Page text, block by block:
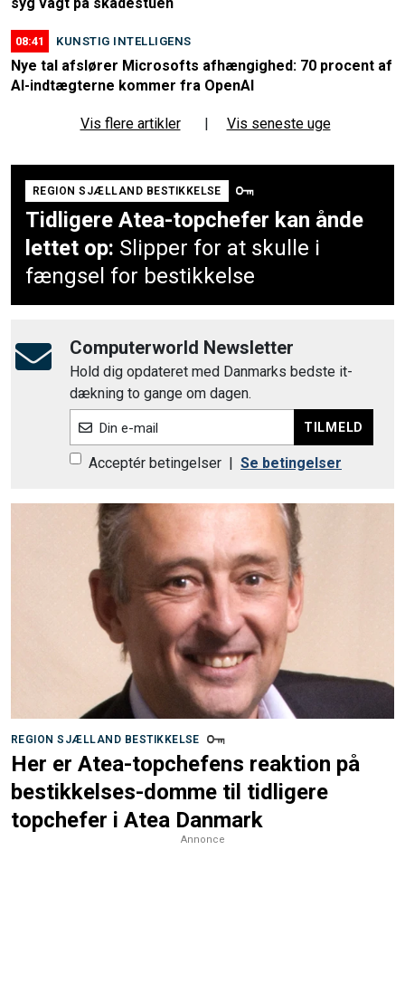
08:41 KUNSTIG INTELLIGENS
Nye tal afslører Microsofts afhængighed: 70 procent af
AI-indtægterne kommer fra OpenAI
Vis flere artikler | Vis seneste uge
REGION SJÆLLAND BESTIKKELSE
Tidligere Atea-topchefer kan ånde
lettet op: Slipper for at skulle i
fængsel for bestikkelse
Computerworld Newsletter
Hold dig opdateret med Danmarks bedste it-
dækning to gange om dagen.
Din e-mail TILMELD
Acceptér betingelser | Se betingelser
REGION SJÆLLAND BESTIKKELSE
Her er Atea-topchefens reaktion på
bestikkelses-domme til tidligere
topchefer i Atea Danmark
Annonce